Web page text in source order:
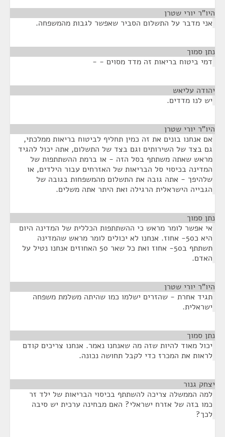
היו"ר יורי שטרן
אני מדבר על התשלום הסביר שאפשר לגבות מהמשפחה.
נתן סמוך
דמי ביטוח בריאות זה מדד מסוים - -
יהודה עליאש
יש לנו מדדים.
היו"ר יורי שטרן
אם אנחנו בונים את זה כמין תחליף לביטוח בריאות ממלכתי,
גם בצד של השירותים וגם בצד של התשלום, אתה יכול להגיד
מראש שאתה משתתף בסל הזה - או ברמת ההשתתפות של
המדינה בכיסוי סל הבריאות של האזרחים עבור הילדים, או
שלהיפך - אתה גובה את התשלום מהמשפחות בגובה של
הגבייה הישראלית הרגילה ואת היתר אתה משלים.
נתן סמוך
אי אפשר לומר מראש כי ההשתתפות הכללית של המדינה היום
היא כ50- אחוז. אנחנו לא יכולים לומר מראש שהמדינה
תשתתף ב50- אחוז ואת כל שאר 50 האחוזים אנחנו נטיל על
האדם.
היו"ר יורי שטרן
תגיד אחרת - שהזרים ישלמו כמו שהיתה משלמת משפחה
ישראלית.
נתן סמוך
יכול מאוד להיות שזה מה שאנחנו נאמר. אנחנו צריכים קודם
לראות את המכרז כדי לקבל תחושה נכונה.
יצחק גנור
למה הממשלה צריכה להשתתף בכיסוי הבריאות של ילד זר
כמו בזה של אזרח ישראלי? האם מבחינה ערכית יש סיבה
לכך?